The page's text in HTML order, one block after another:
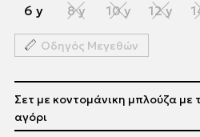
6 y 8 y 10 y 12 y
Οδηγός Μεγεθών
Σετ με κοντομάνικη μπλούζα
αγόρι